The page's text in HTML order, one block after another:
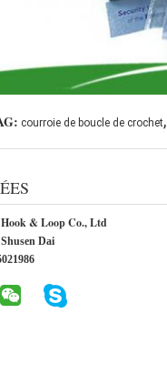
courroie de boucle de crochet,
& Loop Co., Ltd
Shusen Dai